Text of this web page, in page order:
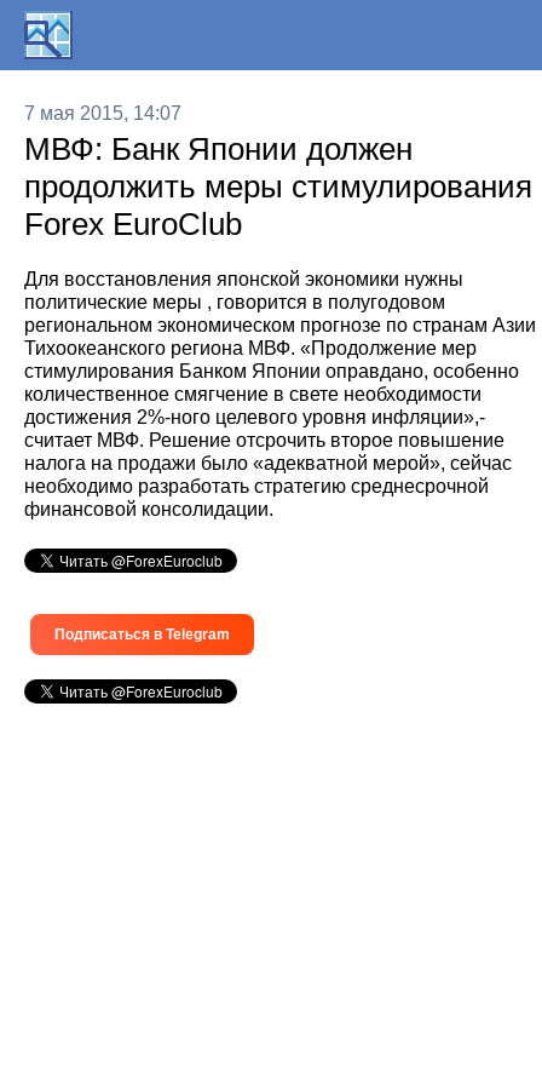
7 мая 2015, 14:07
МВФ: Банк Японии должен
продолжить меры стимулирования
Forex EuroClub
Для восстановления японской экономики нужны
политические меры , говорится в полугодовом
региональном экономическом прогнозе по странам Азии
Тихоокеанского региона МВФ. «Продолжение мер
стимулирования Банком Японии оправдано, особенно
количественное смягчение в свете необходимости
достижения 2%-ного целевого уровня инфляции»,-
считает МВФ. Решение отсрочить второе повышение
налога на продажи было «адекватной мерой», сейчас
необходимо разработать стратегию среднесрочной
финансовой консолидации.
Подписаться в Telegram